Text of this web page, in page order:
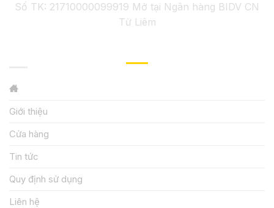
Số TK: 21710000099919 Mở tại Ngân hàng BIDV CN
Từ Liêm
Giới thiệu
Cửa hàng
Tin tức
Quy định sử dụng
Liên hệ